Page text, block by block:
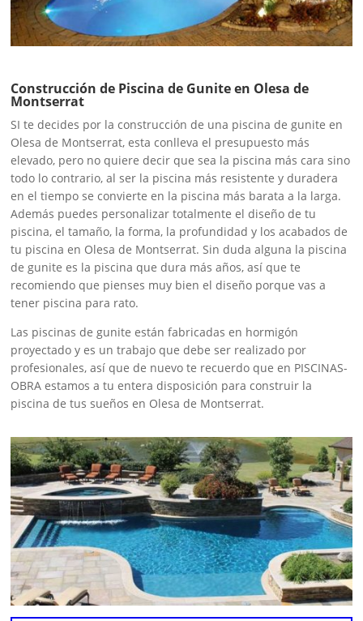
Construcción de Piscina de Gunite en Olesa de
Montserrat
SI te decides por la construcción de una piscina de gunite en
Olesa de Montserrat, esta conlleva el presupuesto más
elevado, pero no quiere decir que sea la piscina más cara sino
todo lo contrario, al ser la piscina más resistente y duradera
en el tiempo se convierte en la piscina más barata a la larga.
Además puedes personalizar totalmente el diseño de tu
piscina, el tamaño, la forma, la profundidad y los acabados de
tu piscina en Olesa de Montserrat. Sin duda alguna la piscina
de gunite es la piscina que dura más años, así que te
recomiendo que pienses muy bien el diseño porque vas a
tener piscina para rato.
Las piscinas de gunite están fabricadas en hormigón
proyectado y es un trabajo que debe ser realizado por
profesionales, así que de nuevo te recuerdo que en PISCINAS-
OBRA estamos a tu entera disposición para construir la
piscina de tus sueños en Olesa de Montserrat.